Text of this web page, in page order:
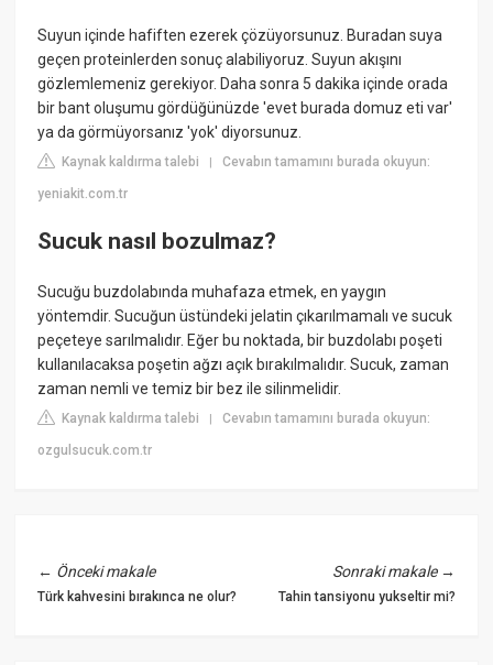
Suyun içinde hafiften ezerek çözüyorsunuz. Buradan suya
geçen proteinlerden sonuç alabiliyoruz. Suyun akışını
gözlemlemeniz gerekiyor. Daha sonra 5 dakika içinde orada
bir bant oluşumu gördüğünüzde 'evet burada domuz eti var'
ya da görmüyorsanız 'yok' diyorsunuz.
Kaynak kaldırma talebi |Cevabın tamamını burada okuyun:
yeniakit.com.tr
Sucuk nasıl bozulmaz?
Sucuğu buzdolabında muhafaza etmek, en yaygın
yöntemdir. Sucuğun üstündeki jelatin çıkarılmamalı ve sucuk
peçeteye sarılmalıdır. Eğer bu noktada, bir buzdolabı poşeti
kullanılacaksa poşetin ağzı açık bırakılmalıdır. Sucuk, zaman
zaman nemli ve temiz bir bez ile silinmelidir.
Kaynak kaldırma talebi |Cevabın tamamını burada okuyun:
ozgulsucuk.com.tr
← Önceki makale
Türk kahvesini bırakınca ne olur?
Sonraki makale→
Tahin tansiyonu yukseltir mi?